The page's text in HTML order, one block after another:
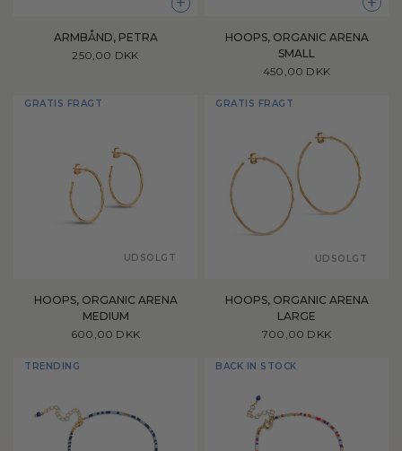
ARMBÅND, PETRA
250,00 DKK
HOOPS, ORGANIC ARENA
SMALL
450,00 DKK
GRATIS FRAGT
UDSOLGT
HOOPS, ORGANIC ARENA
MEDIUM
600,00 DKK
GRATIS FRAGT
UDSOLGT
HOOPS, ORGANIC ARENA
LARGE
700,00 DKK
TRENDING BACK IN STOCK